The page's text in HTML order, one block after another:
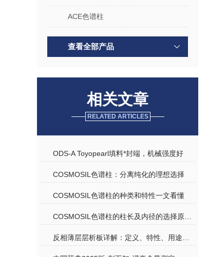
ACE色谱柱
查看全部产品
相关文章
RELATED ARTICLES
ODS-A Toyopearl填料*封端，机械强度好
COSMOSIL色谱柱：分离纯化的理想选择
COSMOSIL色谱柱的种类和特性一文看懂